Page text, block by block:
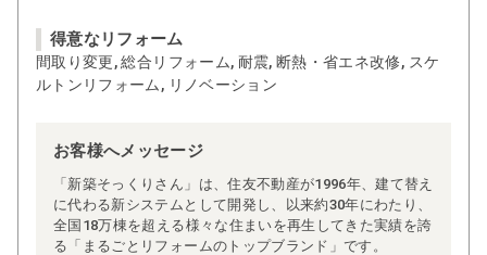
得意なリフォーム
間取り変更, 総合リフォーム, 耐震, 断熱・省エネ改修, スケ
ルトンリフォーム, リノベーション
お客様へメッセージ
「新築そっくりさん」は、住友不動産が1996年、建て替え
に代わる新システムとして開発し、以来約30年にわたり、
全国18万棟を超える様々な住まいを再生してきた実績を誇
る「まるごとリフォームのトップブランド」です。